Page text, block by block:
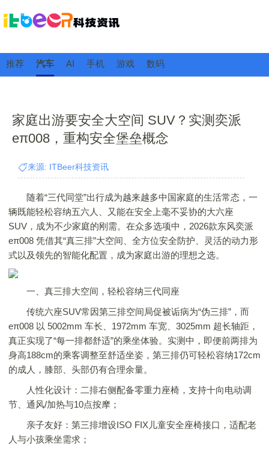
推荐 汽车 AI 手机 游戏 数码
家庭出游要安全大空间 SUV？实测奕派
eπ008，重构安全堡垒概念
来源: ITBeer科技资讯
随着“三代同堂”出行成为越来越多中国家庭的生活常态，一
辆既能轻松容纳五六人、又能在安全上毫不妥协的大六座
SUV，成为不少家庭的刚需。在众多选项中，2026款东风奕派
eπ008 凭借其“真三排”大空间、全方位安全防护、灵活的动力形
式以及领先的智能化配置，成为家庭出游的理想之选。
一、真三排大空间，轻松容纳三代同座
传统六座SUV常因第三排空间局促被诟病为“伪三排”，而
eπ008 以 5002mm 车长、1972mm 车宽、3025mm 超长轴距，
真正实现了“每一排都舒适”的乘坐体验。实测中，即便前两排为
身高188cm的乘客调整至舒适坐姿，第三排仍可轻松容纳172cm
的成人，膝部、头部仍有合理余量。
人性化设计：二排右侧配备零重力座椅，支持十向电动调
节、通风/加热与10点按摩；
亲子友好：第三排增设ISO FIX儿童安全座椅接口，适配老
人与小孩乘坐需求；